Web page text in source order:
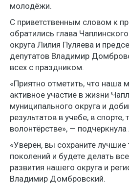
молодёжи.
С приветственным словом к
обратились глава
округа Лилия Пуляева и
депутатов Владимир
всех с праздником.
«Приятно отметить, что наша
активное участие в жизни
муниципального округа и
результатов в учебе, в спорте,
волонтёрстве», —
«Уверен, вы сохраните
поколений и будете делать
развития нашего округа и
Владимир Домбровский.